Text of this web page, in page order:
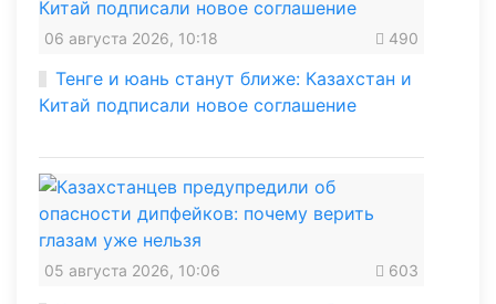
06 августа 2026, 10:18 490
Тенге и юань станут ближе: Казахстан и
Китай подписали новое соглашение
05 августа 2026, 10:06 603